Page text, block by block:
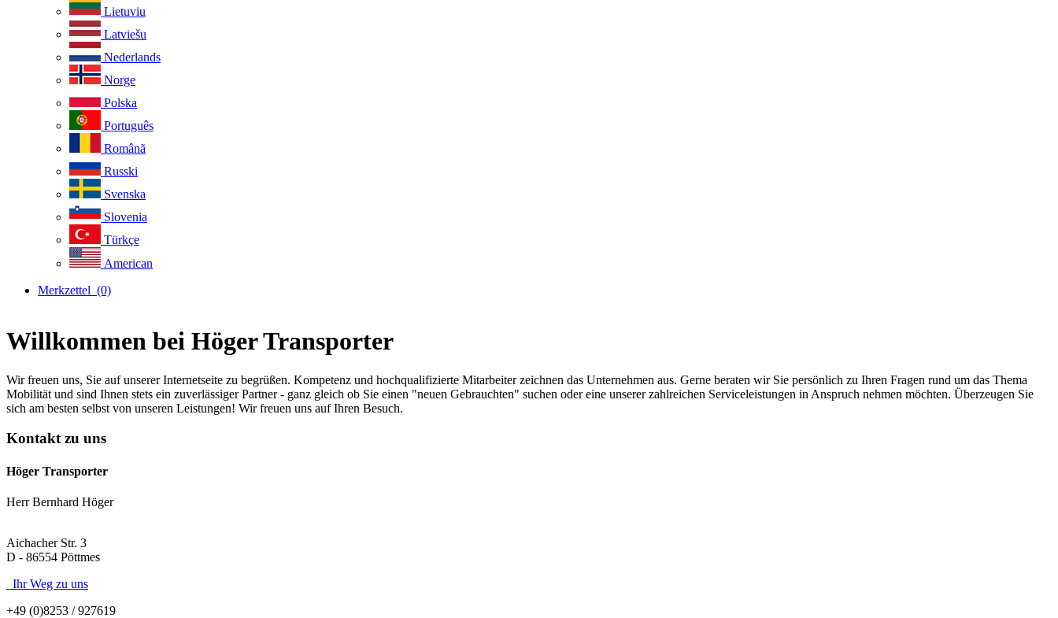
Lietuviu
Latviešu
Nederlands
Norge
Polska
Português
Românã
Russki
Svenska
Slovenia
Türkçe
American
Merkzettel (0)
Willkommen bei Höger Transporter
Wir freuen uns, Sie auf unserer Internetseite zu begrüßen. Kompetenz und hochqualifizierte Mitarbeiter zeichnen das Unternehmen aus. Gerne beraten wir Sie persönlich zu Ihren Fragen rund um das Thema
Mobilität und sind Ihnen stets ein zuverlässiger Partner - ganz gleich ob Sie einen "neuen Gebrauchten" suchen oder eine unserer zahlreichen Serviceleistungen in Anspruch nehmen möchten. Überzeugen Sie
sich am besten selbst von unseren Leistungen! Wir freuen uns auf Ihren Besuch.
Kontakt zu uns
Höger Transporter
Herr Bernhard Höger
Aichacher Str. 3
D - 86554 Pöttmes
Ihr Weg zu uns
+49 (0)8253 / 927619